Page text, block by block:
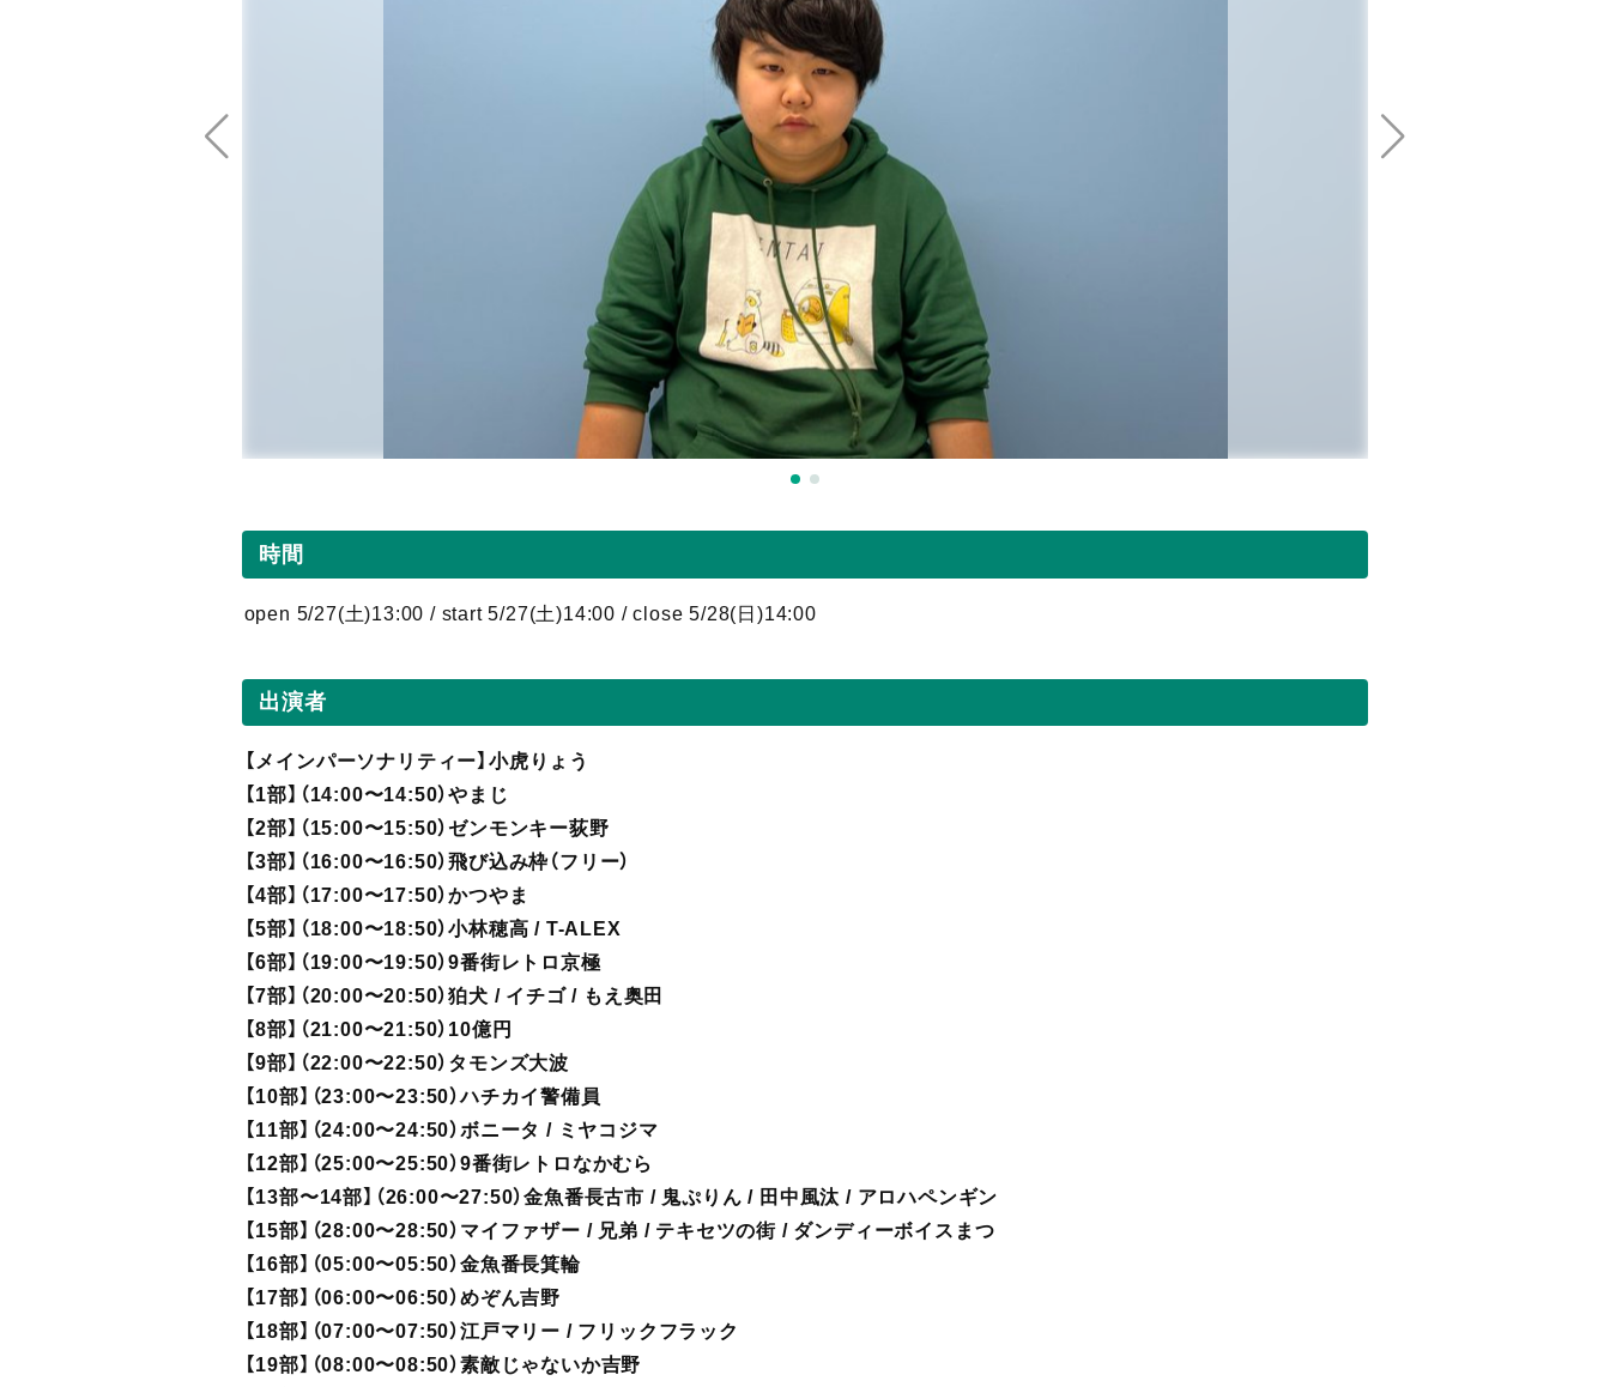
時間
open 5/27(土)13:00 / start 5/27(土)14:00 / close 5/28(日)14:00
出演者
【メインパーソナリティー】小虎りょう
【1部】（14:00〜14:50）やまじ
【2部】（15:00〜15:50）ゼンモンキー荻野
【3部】（16:00〜16:50）飛び込み枠（フリー）
【4部】（17:00〜17:50）かつやま
【5部】（18:00〜18:50）小林穂高 / T-ALEX
【6部】（19:00〜19:50）9番街レトロ京極
【7部】（20:00〜20:50）狛犬 / イチゴ / もえ奥田
【8部】（21:00〜21:50）10億円
【9部】（22:00〜22:50）タモンズ大波
【10部】（23:00〜23:50）ハチカイ警備員
【11部】（24:00〜24:50）ボニータ / ミヤコジマ
【12部】（25:00〜25:50）9番街レトロなかむら
【13部〜14部】（26:00〜27:50）金魚番長古市 / 鬼ぷりん / 田中風汰 / アロハペンギン
【15部】（28:00〜28:50）マイファザー / 兄弟 / テキセツの街 / ダンディーボイスまつ
【16部】（05:00〜05:50）金魚番長箕輪
【17部】（06:00〜06:50）めぞん吉野
【18部】（07:00〜07:50）江戸マリー / フリックフラック
【19部】（08:00〜08:50）素敵じゃないか吉野